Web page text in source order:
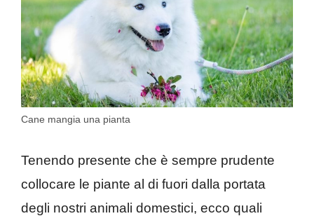
Cane mangia una pianta
Tenendo presente che è sempre prudente
collocare le piante al di fuori dalla portata
degli nostri animali domestici, ecco quali